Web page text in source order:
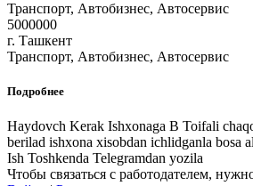
Транспорт, Автобизнес, Автосервис
5000000
г. Ташкент
Транспорт, Автобизнес, Автосервис
Подробнее
Haydovch Kerak Ishxonaga B Toifali
berilad ishxona xisobdan ichlidganla bosa
Ish Toshkenda Telegramdan yozila
Чтобы связаться с работодателем,